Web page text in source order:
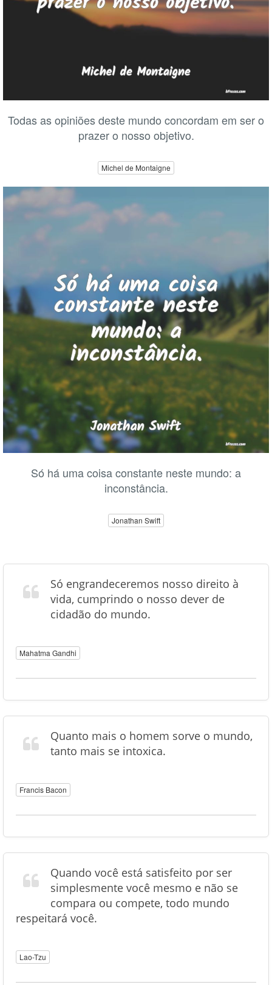
Todas as opiniões deste mundo concordam em ser o
prazer o nosso objetivo.
Michel de Montaigne
Só há uma coisa constante neste mundo: a
inconstância.
Jonathan Swift
Só engrandeceremos nosso direito à
vida, cumprindo o nosso dever de
cidadão do mundo.
Mahatma Gandhi
Quanto mais o homem sorve o mundo,
tanto mais se intoxica.
Francis Bacon
Quando você está satisfeito por ser
simplesmente você mesmo e não se
compara ou compete, todo mundo
respeitará você.
Lao-Tzu